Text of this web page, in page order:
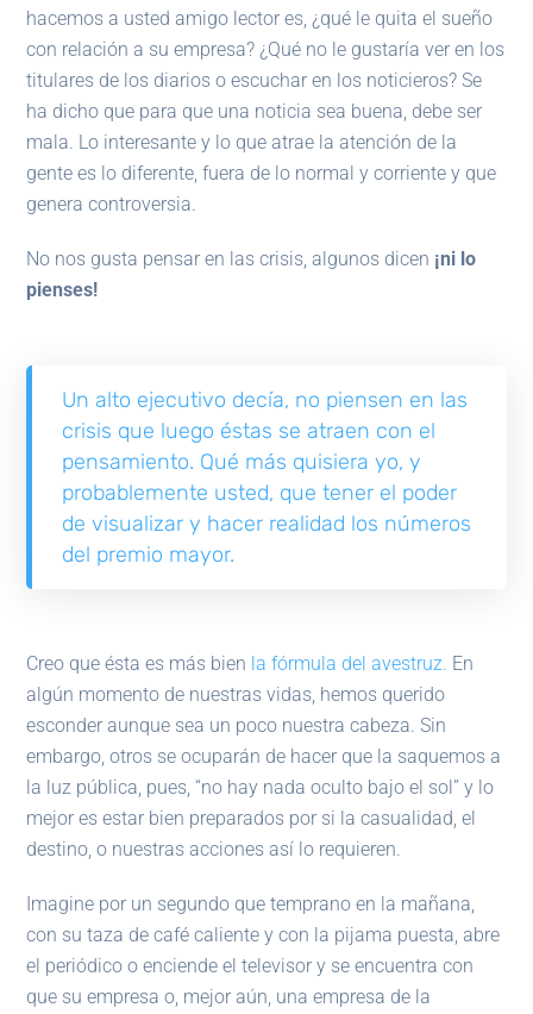
hacemos a usted amigo lector es, ¿qué le quita el sueño
con relación a su empresa? ¿Qué no le gustaría ver en los
titulares de los diarios o escuchar en los noticieros? Se
ha dicho que para que una noticia sea buena, debe ser
mala. Lo interesante y lo que atrae la atención de la
gente es lo diferente, fuera de lo normal y corriente y que
genera controversia.
No nos gusta pensar en las crisis, algunos dicen ¡ni lo
pienses!
Un alto ejecutivo decía, no piensen en las
crisis que luego éstas se atraen con el
pensamiento. Qué más quisiera yo, y
probablemente usted, que tener el poder
de visualizar y hacer realidad los números
del premio mayor.
Creo que ésta es más bien la fórmula del avestruz. En
algún momento de nuestras vidas, hemos querido
esconder aunque sea un poco nuestra cabeza. Sin
embargo, otros se ocuparán de hacer que la saquemos a
la luz pública, pues, “no hay nada oculto bajo el sol” y lo
mejor es estar bien preparados por si la casualidad, el
destino, o nuestras acciones así lo requieren.
Imagine por un segundo que temprano en la mañana,
con su taza de café caliente y con la pijama puesta, abre
el periódico o enciende el televisor y se encuentra con
que su empresa o, mejor aún, una empresa de la